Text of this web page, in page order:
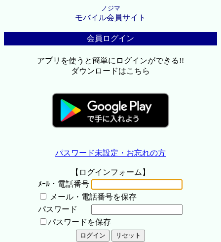
ノジマ
モバイル会員サイト
会員ログイン
アプリを使うと簡単にログインができる!!
ダウンロードはこちら
パスワード未設定・お忘れの方
【ログインフォーム】
ﾒｰﾙ・電話番号
メール・電話番号を保存
パスワード
パスワードを保存